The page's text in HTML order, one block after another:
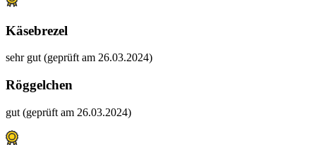
Käsebrezel
sehr gut (geprüft am 26.03.2024)
Röggelchen
gut (geprüft am 26.03.2024)